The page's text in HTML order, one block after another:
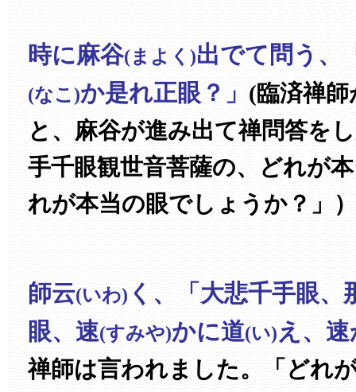
時に麻谷(まよく)出でて問う、
(なこ)か是れ正眼？」 (臨済禅
と、麻谷が進み出て禅問答を
手千眼観世音菩薩の、どれが
れが本当の眼でしょうか？」）
師云(いわ) く、「大悲千手眼、
眼、速(すみや)かに道(い) え、
禅師は言われました。「どれ